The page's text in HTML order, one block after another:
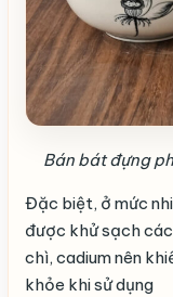
Bán bát đựng
Đặc biệt, ở mức
được khử sạch
chì, cadium nên
khỏe khi sử dụng